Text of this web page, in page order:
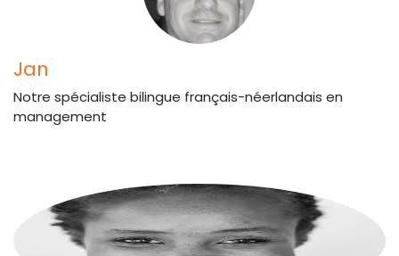
Jan
Notre spécialiste bilingue français-néerlandais en
management